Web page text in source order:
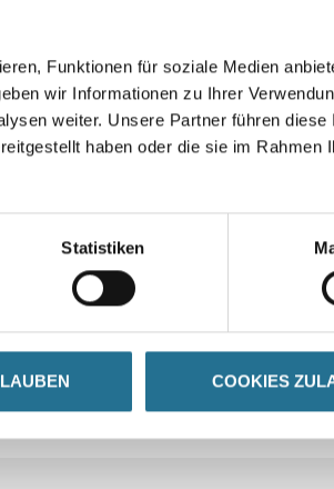
Funktionen für soziale Medien
wir Informationen zu Ihrer
weiter. Unsere Partner führen diese
haben oder die sie im Rahmen
Statistiken
COOKIES
Gebinde